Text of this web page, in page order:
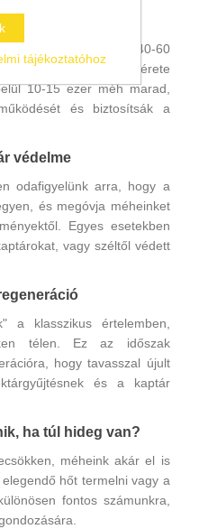
kaptárban?
általában 40-60
a kolónia mérete
10-15 ezer méh marad,
és biztosítsák a
védelme
odafigyelünk arra, hogy a
és megóvja méheinket
Egyes esetekben
vagy széltől védett
a klasszikus értelemben,
télen. Ez az időszak
hogy tavasszal újult
és a kaptár
ha túl hideg van?
méheink akár el is
hőt termelni vagy a
fontos számunkra,
tájékoztatóhoz